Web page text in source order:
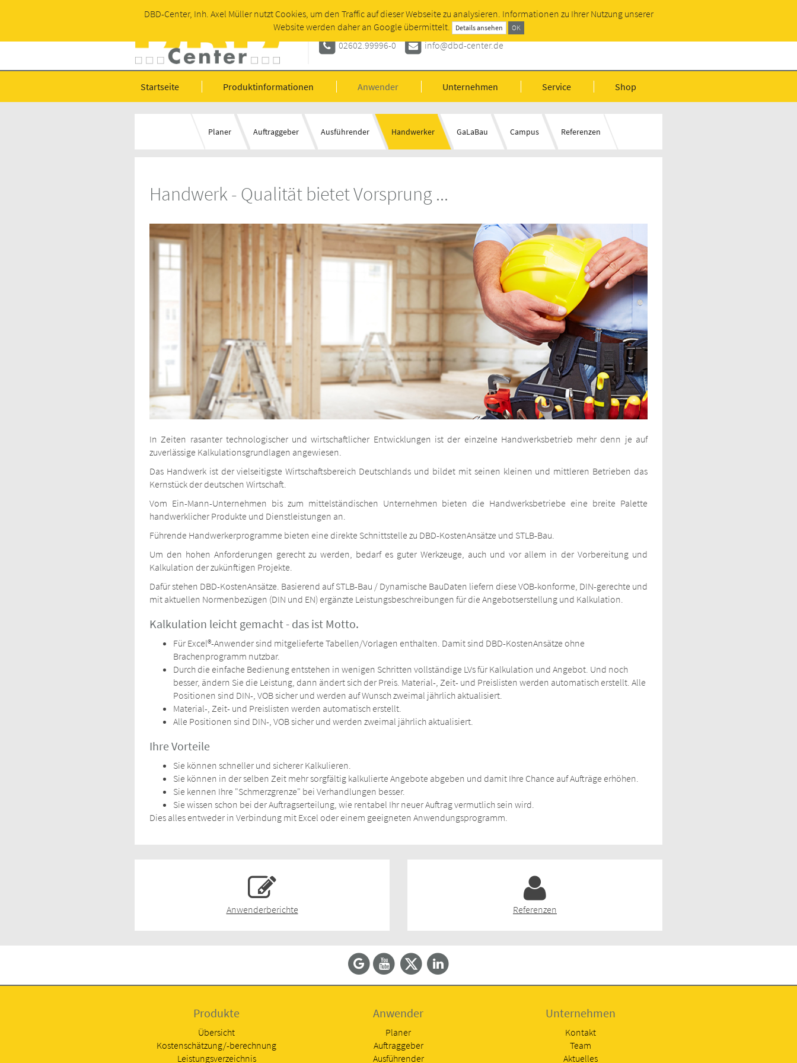
Infopaket anfordern
Autorisierter Fachhändler für Dynamische BauDaten
02602.99996-0 info@dbd-center.de
Startseite Produktinformationen Anwender Unternehmen Service Shop
Planer Auftraggeber Ausführender Handwerker GaLaBau Campus Referenzen
Handwerk - Qualität bietet Vorsprung ...
In Zeiten rasanter technologischer und wirtschaftlicher Entwicklungen ist der einzelne Handwerksbetrieb mehr denn je auf
zuverlässige Kalkulationsgrundlagen angewiesen.
Das Handwerk ist der vielseitigste Wirtschaftsbereich Deutschlands und bildet mit seinen kleinen und mittleren Betrieben das
Kernstück der deutschen Wirtschaft.
Vom Ein-Mann-Unternehmen bis zum mittelständischen Unternehmen bieten die Handwerksbetriebe eine breite Palette
handwerklicher Produkte und Dienstleistungen an.
Führende Handwerkerprogramme bieten eine direkte Schnittstelle zu DBD-KostenAnsätze und STLB-Bau.
Um den hohen Anforderungen gerecht zu werden, bedarf es guter Werkzeuge, auch und vor allem in der Vorbereitung und
Kalkulation der zukünftigen Projekte.
Dafür stehen DBD-KostenAnsätze. Basierend auf STLB-Bau / Dynamische BauDaten liefern diese VOB-konforme, DIN-gerechte und
mit aktuellen Normenbezügen (DIN und EN) ergänzte Leistungsbeschreibungen für die Angebotserstellung und Kalkulation.
Kalkulation leicht gemacht - das ist Motto.
Für Excel®-Anwender sind mitgelieferte Tabellen/Vorlagen enthalten. Damit sind DBD-KostenAnsätze ohne
Brachenprogramm nutzbar.
Durch die einfache Bedienung entstehen in wenigen Schritten vollständige LVs für Kalkulation und Angebot. Und noch
besser, ändern Sie die Leistung, dann ändert sich der Preis. Material-, Zeit- und Preislisten werden automatisch erstellt. Alle
Positionen sind DIN-, VOB sicher und werden auf Wunsch zweimal jährlich aktualisiert.
Material-, Zeit- und Preislisten werden automatisch erstellt.
Alle Positionen sind DIN-, VOB sicher und werden zweimal jährlich aktualisiert.
Ihre Vorteile
Sie können schneller und sicherer Kalkulieren.
Sie können in der selben Zeit mehr sorgfältig kalkulierte Angebote abgeben und damit Ihre Chance auf Aufträge erhöhen.
Sie kennen Ihre "Schmerzgrenze" bei Verhandlungen besser.
Sie wissen schon bei der Auftragserteilung, wie rentabel Ihr neuer Auftrag vermutlich sein wird.
Dies alles entweder in Verbindung mit Excel oder einem geeigneten Anwendungsprogramm.
Anwenderberichte Referenzen
Produkte
Übersicht
Kostenschätzung/-berechnung
Leistungsverzeichnis
Anwender
Planer
Auftraggeber
Ausführender
Unternehmen
Kontakt
Team
Aktuelles
DBD-Center, Inh. Axel Müller nutzt Cookies, um den Traffic auf dieser Webseite zu analysieren. Informationen zu Ihrer Nutzung unserer
Website werden daher an Google übermittelt.
Details ansehen OK